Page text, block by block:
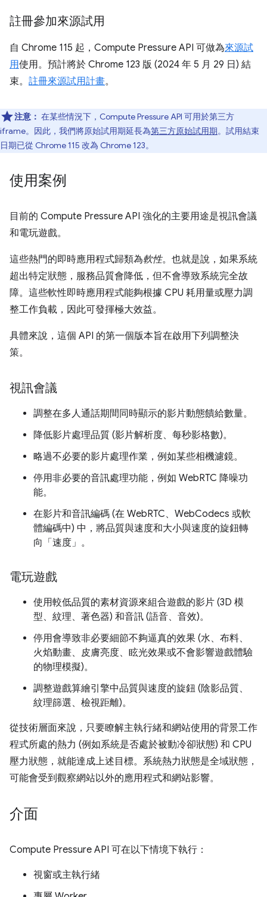
註冊參加來源試用
自 Chrome 115 起，Compute Pressure API 可做為來源試
用使用。預計將於 Chrome 123 版 (2024 年 5 月 29 日) 結
束。 註冊來源試用計畫。
注意： 在某些情況下，Compute Pressure API 可用於第三方
iframe。因此，我們將原始試用期延長為第三方原始試用期。試用結束
日期已從 Chrome 115 改為 Chrome 123。
使用案例
目前的 Compute Pressure API 強化的主要用途是視訊會議
和電玩遊戲。
這些熱門的即時應用程式歸類為軟性。也就是說，如果系統
超出特定狀態，服務品質會降低，但不會導致系統完全故
障。這些軟性即時應用程式能夠根據 CPU 耗用量或壓力調
整工作負載，因此可發揮極大效益。
具體來說，這個 API 的第一個版本旨在啟用下列調整決
策。
視訊會議
調整在多人通話期間同時顯示的影片動態饋給數量。
降低影片處理品質 (影片解析度、每秒影格數)。
略過不必要的影片處理作業，例如某些相機濾鏡。
停用非必要的音訊處理功能，例如 WebRTC 降噪功
能。
在影片和音訊編碼 (在 WebRTC、WebCodecs 或軟
體編碼中) 中，將品質與速度和大小與速度的旋鈕轉
向「速度」。
電玩遊戲
使用較低品質的素材資源來組合遊戲的影片 (3D 模
型、紋理、著色器) 和音訊 (語音、音效)。
停用會導致非必要細節不夠逼真的效果 (水、布料、
火焰動畫、皮膚亮度、眩光效果或不會影響遊戲體驗
的物理模擬)。
調整遊戲算繪引擎中品質與速度的旋鈕 (陰影品質、
紋理篩選、檢視距離)。
從技術層面來說，只要瞭解主執行緒和網站使用的背景工作
程式所處的熱力 (例如系統是否處於被動冷卻狀態) 和 CPU
壓力狀態，就能達成上述目標。系統熱力狀態是全域狀態，
可能會受到觀察網站以外的應用程式和網站影響。
介面
Compute Pressure API 可在以下情境下執行：
視窗或主執行緒